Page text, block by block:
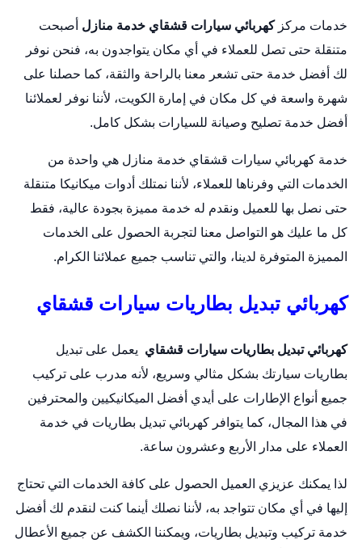
خدمات مركزكهربائي سيارات قشقاي خدمة منازل أصبحت
متنقلة حتى تصل للعملاء في أي مكان يتواجدون به، فنحن نوفر
لك أفضل خدمة حتى تشعر معنا بالراحة والثقة، كما حصلنا على
شهرة واسعة في كل مكان في إمارة الكويت، لأننا نوفر لعملائنا
أفضل خدمة تصليح وصيانة للسيارات بشكل كامل.
خدمة كهربائي سيارات قشقاي خدمة منازل هي واحدة من
الخدمات التي وفرناها للعملاء، لأننا نمتلك أدوات ميكانيكا متنقلة
حتى نصل بها للعميل ونقدم له خدمة مميزة بجودة عالية، فقط
كل ما عليك هو التواصل معنا لتجربة الحصول على الخدمات
المميزة المتوفرة لدينا، والتي تناسب جميع عملائنا الكرام.
كهربائي تبديل بطاريات سيارات قشقاي
كهربائي تبديل بطاريات سيارات قشقاي يعمل على تبديل
بطاريات سيارتك بشكل مثالي وسريع، لأنه مدرب على تركيب
جميع أنواع الإطارات على أيدي أفضل الميكانيكيين والمحترفين
في هذا المجال، كما يتوافر كهربائي تبديل بطاريات في خدمة
العملاء على مدار الأربع وعشرون ساعة.
لذا يمكنك عزيزي العميل الحصول على كافة الخدمات التي تحتاج
إليها في أي مكان تتواجد به، لأننا نصلك أينما كنت لنقدم لك أفضل
خدمة تركيب وتبديل بطاريات، ويمكننا الكشف عن جميع الأعطال